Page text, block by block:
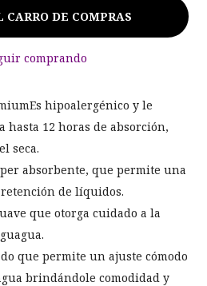
comprando
hipoalergénico y le
hasta 12 horas de absorción,
seca.
absorbente, que permite una
de líquidos.
que otorga cuidado a la
que permite un ajuste cómodo
brindándole comodidad y